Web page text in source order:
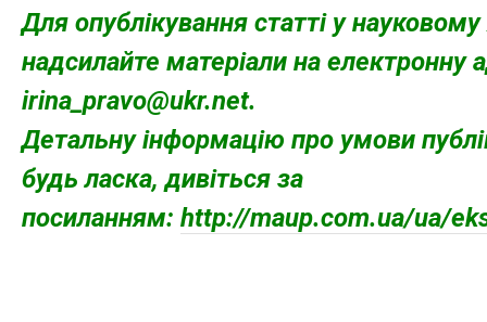
Для опублікування статті у
надсилайте матеріали на електронну
irina_pravo@ukr.net.
Детальну інформацію про умови
будь ласка, дивіться за
посиланням: http://maup.com.ua/ua/